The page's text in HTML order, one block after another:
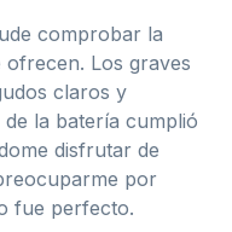
comprobar la
ofrecen. Los graves
claros y
la batería cumplió
disfrutar de
por
fue perfecto.